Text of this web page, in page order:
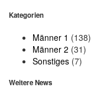
Kategorien
Männer 1 (138)
Männer 2 (31)
Sonstiges (7)
Weitere News